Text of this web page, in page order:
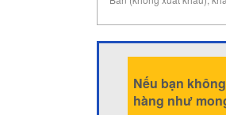
Nếu bạn
hàng như